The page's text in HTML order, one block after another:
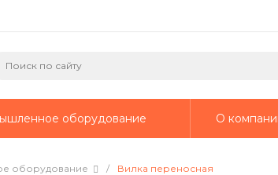
оборудование О
оборудование / Вилка переносная